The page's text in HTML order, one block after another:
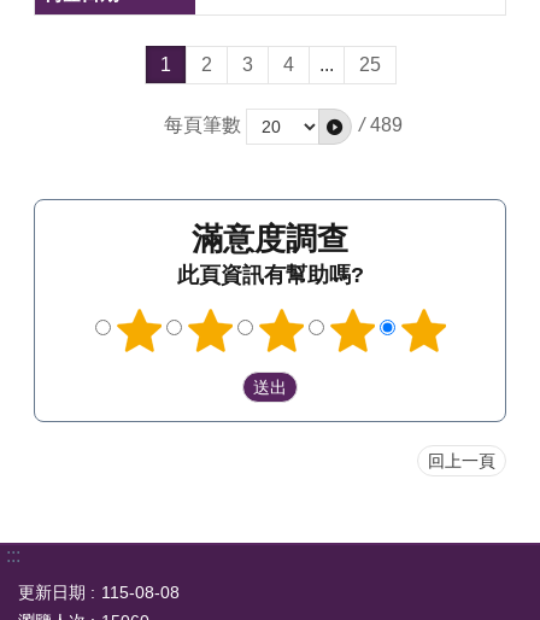
1 2 3 4 ... 25
每頁筆數 / 489
滿意度調查
此頁資訊有幫助嗎?
回上一頁
:::
更新日期
115-08-08